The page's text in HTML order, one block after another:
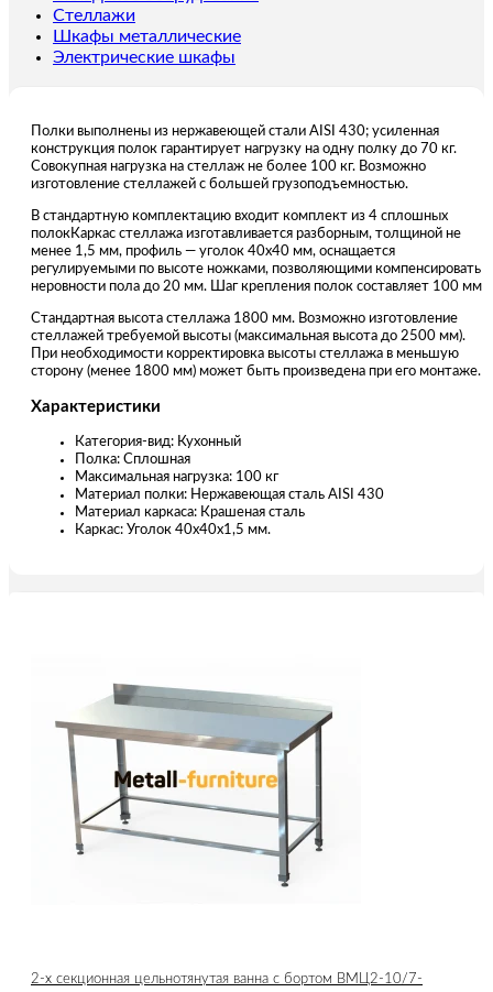
Стеллажи
Шкафы металлические
Электрические шкафы
Полки выполнены из нержавеющей стали AISI 430; усиленная
конструкция полок гарантирует нагрузку на одну полку до 70 кг.
Совокупная нагрузка на стеллаж не более 100 кг. Возможно
изготовление стеллажей с большей грузоподъемностью.
В стандартную комплектацию входит комплект из 4 сплошных
полокКаркас стеллажа изготавливается разборным, толщиной не
менее 1,5 мм, профиль — уголок 40х40 мм, оснащается
регулируемыми по высоте ножками, позволяющими компенсировать
неровности пола до 20 мм. Шаг крепления полок составляет 100 мм
Стандартная высота стеллажа 1800 мм. Возможно изготовление
стеллажей требуемой высоты (максимальная высота до 2500 мм).
При необходимости корректировка высоты стеллажа в меньшую
сторону (менее 1800 мм) может быть произведена при его монтаже.
Характеристики
Категория-вид: Кухонный
Полка: Сплошная
Максимальная нагрузка: 100 кг
Материал полки: Нержавеющая сталь AISI 430
Материал каркаса: Крашеная сталь
Каркас: Уголок 40х40х1,5 мм.
2-х секционная цельнотянутая ванна с бортом ВМЦ2-10/7-